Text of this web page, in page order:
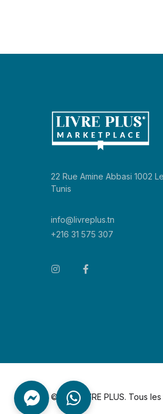
22 Rue Amine Abbasi 1002
Tunis
info@livreplus.tn
+216 31 575 307
©2026 LIVRE PLUS. Tous